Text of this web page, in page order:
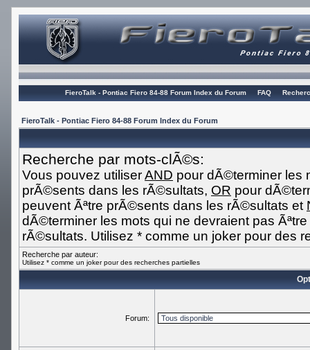
FieroTalk - Pontiac Fiero 84-88 Forum Index du Forum FAQ
FieroTalk - Pontiac Fiero 84-88 Forum Index du Forum
Recherche par mots-clÃ©s:
Vous pouvez utiliserAND pour dÃ©terminer les
prÃ©sents dans les rÃ©sultats, OR pour
peuvent Ãªtre prÃ©sents dans les rÃ©sultats et
dÃ©terminer les mots qui ne devraient pas
rÃ©sultats. Utilisez * comme un joker pour des
Recherche par auteur:
Utilisez * comme un joker pour des recherches partielles
Forum: